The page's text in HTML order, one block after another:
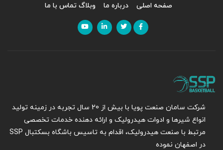
صفحه اصلی درباره ما وبلاگ تماس با ما
شرکت سامان صنعت پویا با بیش از 20 سال تجربه در زمینه تولید
انواع شیرها و ادوات هیدرولیک و ارائه دهنده خدمات تخصصی
مرتبط با صنعت هیدرولیک، اقدام به تاسیس باشگاه بسکتبال SSP
در اصفهان نموده